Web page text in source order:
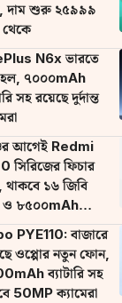
দাম শুরু ২৫৯৯৯
থেকে
N6x ভারতে
হল, ৭০০০mAh
সহ রয়েছে দুর্দান্ত
আগেই Redmi
সিরিজের ফিচার
থাকবে ১৬ জিবি
ও ৮৫০০mAh
PYE110: বাজারে
ওপ্পোর নতুন ফোন,
ব্যাটারি সহ
50MP ক্যামেরা